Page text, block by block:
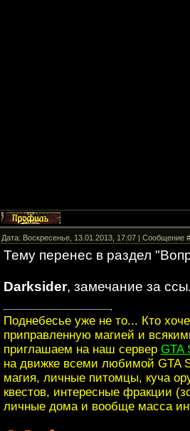
Дата: Воскресенье, 13.01.2013, 17:07 | Сообщение
Тему перенес в раздел
Darksider, замечание за
Поднебесье уже не то... Кто
приправленную магией и
приглашаем на наш сервер GTA
на движке всеми любимой GTA
магия, личные питомцы, куча
квестов, интересные фракции
личные дома и вообще масса